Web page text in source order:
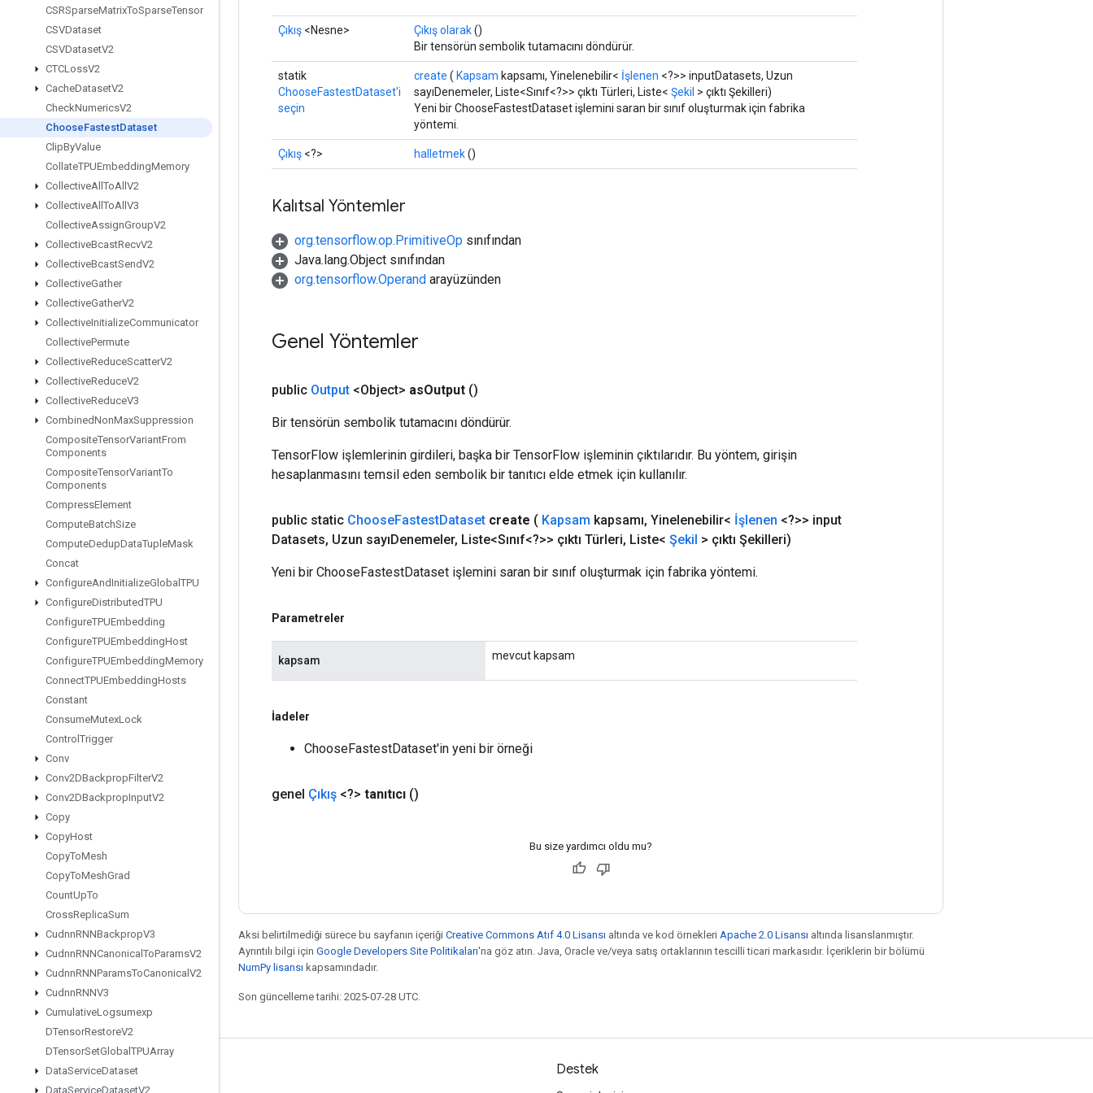
CSRSparseMatrixToSparseTensor
CSVDataset
CSVDatasetV2
CTCLossV2
CacheDatasetV2
CheckNumericsV2
ChooseFastestDataset
ClipByValue
CollateTPUEmbeddingMemory
CollectiveAll ToAll V2
CollectiveAll ToAll V3
CollectiveAssignGroupV2
CollectiveBcastRecvV2
CollectiveBcastSendV2
CollectiveGather
CollectiveGatherV2
CollectiveInitializeCommunicator
CollectivePermute
CollectiveReduceScatterV2
CollectiveReduceV2
CollectiveReduceV3
CombinedNonMaxSuppression
CompositeTensorVariantFrom
Components
CompositeTensorVariantTo
Components
CompressElement
ComputeBatchSize
ComputeDedupDataTupleMask
Concat
ConfigureAndInitializeGlobal TPU
ConfigureDistributedTPU
ConfigureTPUEmbedding
ConfigureTPUEmbeddingHost
ConfigureTPUEmbeddingMemory
ConnectTPUEmbeddingHosts
Constant
ConsumeMutexLock
Control Trigger
Conv
Conv2DBackpropFilterV2
Conv2DBackpropInputV2
Copy
CopyHost
CopyToMesh
CopyToMeshGrad
CountUpTo
CrossReplicaSum
CudnnRNNBackpropV3
CudnnRNNCanonical ToParamsV2
CudnnRNNParamsToCanonical V2
CudnnRNNV3
CumulativeLogsumexp
DTensorRestoreV2
DTensorSetGlobal TPUArray
DataServiceDataset
DataServiceDatasetV2
Çıkış <Nesne> Çıkış olarak()
Bir tensörün sembolik tutamacını döndürür.
statik
ChooseFastestDataset'i
seçin
create ( Kapsam kapsamı, Yinelenebilir< İşlenen <?>> inputDatasets, Uzun
sayıDenemeler, Liste<Sınıf<?>> çıktı Türleri, Liste< Şekil > çıktı Şekilleri)
Yeni bir ChooseFastestDataset işlemini saran bir sınıf oluşturmak için fabrika
yöntemi.
Çıkış <?> halletmek()
Kalıtsal Yöntemler
org.tensorflow.op.PrimitiveOp sınıfından
Java.lang.Object sınıfından
org.tensorflow.Operand arayüzünden
Genel Yöntemler
public Output <Object> asOutput ()
Bir tensörün sembolik tutamacını döndürür.
TensorFlow işlemlerinin girdileri, başka bir TensorFlow işleminin çıktılarıdır. Bu yöntem, girişin
hesaplanmasını temsil eden sembolik bir tanıtıcı elde etmek için kullanılır.
public static ChooseFastestDataset create ( Kapsam kapsamı, Yinelenebilir< İşlenen <?>> input
Datasets, Uzun sayıDenemeler, Liste<Sınıf<?>> çıktı Türleri, Liste< Şekil > çıktı Şekilleri)
Yeni bir ChooseFastestDataset işlemini saran bir sınıf oluşturmak için fabrika yöntemi.
Parametreler
kapsam mevcut kapsam
İadeler
ChooseFastestDataset'in yeni bir örneği
genel Çıkış <?> tanıtıcı ()
Bu size yardımcı oldu mu?
Aksi belirtilmediği sürece bu sayfanın içeriği Creative Commons Atıf 4.0 Lisansı altında ve kod örnekleri Apache 2.0 Lisansı altında lisanslanmıştır.
Ayrıntılı bilgi için Google Developers Site Politikaları'na göz atın. Java, Oracle ve/veya satış ortaklarının tescilli ticari markasıdır. İçeriklerin bir bölümü
NumPy lisansı kapsamındadır.
Son güncelleme tarihi: 2025-07-28 UTC.
Bağlı kalma Destek